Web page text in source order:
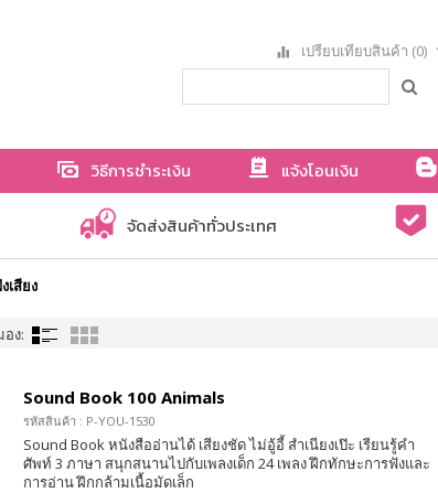
เปรียบเทียบสินค้า (0)
วิธีการชำระเงิน แจ้งโอนเงิน
จัดส่งสินค้าทั่วประเทศ
สียง
ง:
Sound Book 100 Animals
รหัสสินค้า : P-YOU-1530
Sound Book หนังสืออ่านได้ เสียงชัด ไม่อู้อี้ สำเนียงเป๊ะ เรียนรู้คำ
ศัพท์ 3 ภาษา สนุกสนานไปกับเพลงเด็ก 24 เพลง ฝึกทักษะการฟังและ
การอ่าน ฝึกกล้ามเนื้อมัดเล็ก